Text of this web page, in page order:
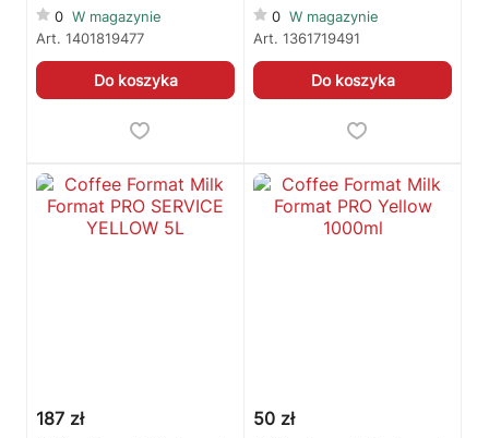
0 W magazynie
Art. 1401819477
Do koszyka
0 W magazynie
Art. 1361719491
Do koszyka
187 zł 50 zł